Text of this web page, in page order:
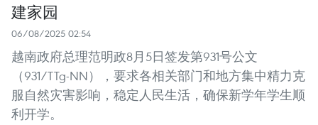
建家园
06/08/2025 02:54
越南政府总理范明政8月5日签发第931号公文
（931/TTg-NN），要求各相关部门和地方集中精力克
服自然灾害影响，稳定人民生活，确保新学年学生顺
利开学。 ​